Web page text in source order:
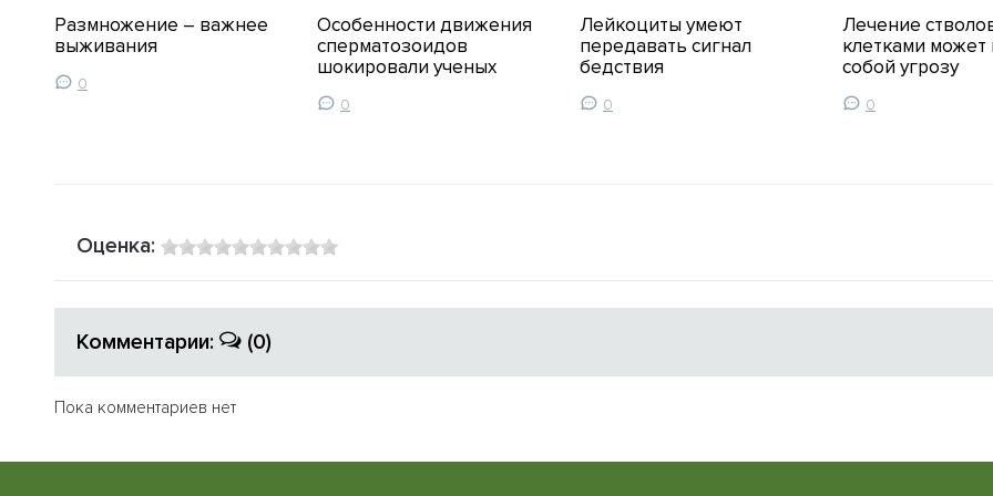
Размножение – важнее
выживания
0
Особенности движения
сперматозоидов
шокировали ученых
0
Лейкоциты умеют
передавать сигнал
бедствия
0
Лечение
клетками может
собой угрозу
0
Оценка:
Комментарии: (0)
Пока комментариев нет